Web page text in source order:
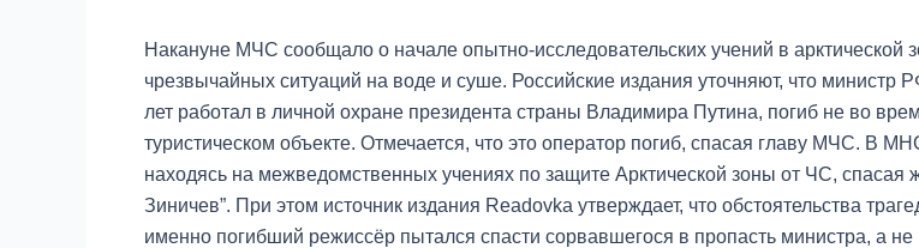
Накануне МЧС сообщало о начале опытно-исследовательских учений в арктической
чрезвычайных ситуаций на воде и суше. Российские издания уточняют, что
лет работал в личной охране президента страны Владимира Путина, погиб не во
туристическом объекте. Отмечается, что это оператор погиб, спасая главу МЧС. В
находясь на межведомственных учениях по защите Арктической зоны от ЧС, спасая
Зиничев”. При этом источник издания Readovka утверждает, что обстоятельства
именно погибший режиссёр пытался спасти сорвавшегося в пропасть министра, а не